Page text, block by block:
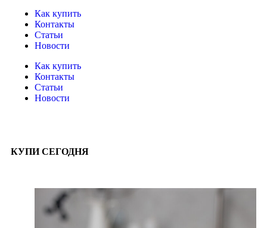
Как купить
Контакты
Статьи
Новости
Как купить
Контакты
Статьи
Новости
КУПИ СЕГОДНЯ